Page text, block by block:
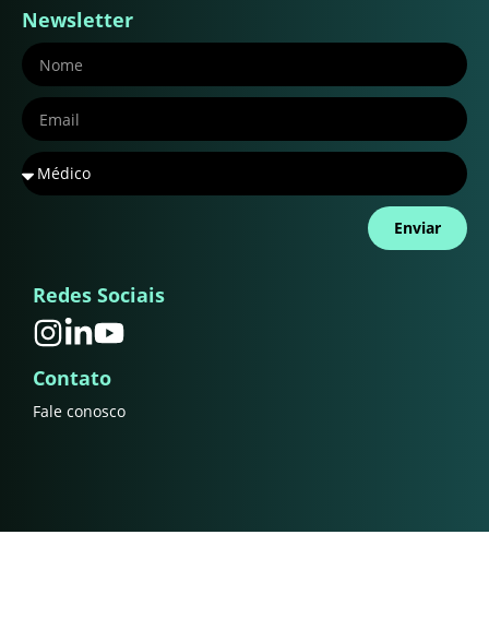
Newsletter
Enviar
Redes Sociais
Contato
Fale conosco